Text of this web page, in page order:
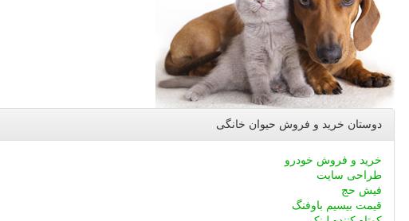
دوستان خرید و فروش حیوان خانگی
خرید و فروش خودرو
طراحی سایت
فیش حج
قیمت بیسیم باوفنگ